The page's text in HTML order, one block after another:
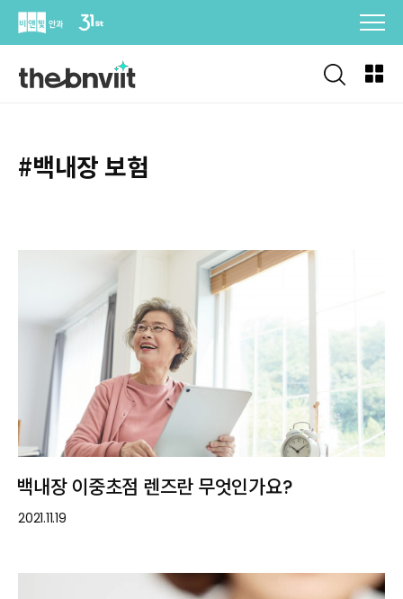
Skip
#백내장 보험
백내장 이중초점 렌즈란 무엇인가요?
2021.11.19